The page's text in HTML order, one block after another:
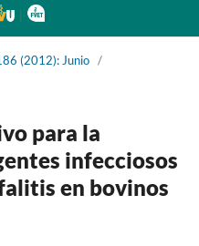
(2012): Junio /
para la
infecciosos
en bovinos